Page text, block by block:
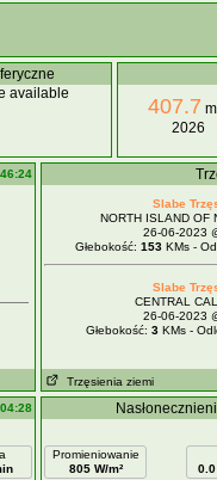
available
407.7
2026
Slabe
NORTH ISLAND OF
26-06-2023
Głebokość: 153 KMs -
Slabe
CENTRAL
26-06-2023
Głebokość: 3 KMs -
Trzęsienia ziemi
Promieniowanie
805 W/m²